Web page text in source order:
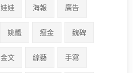
娃娃 海報 廣告
姚體 瘦金 魏碑
金文 綜藝 手寫